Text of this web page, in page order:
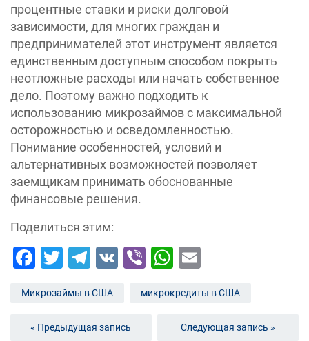
процентные ставки и риски долговой
зависимости, для многих граждан и
предпринимателей этот инструмент является
единственным доступным способом покрыть
неотложные расходы или начать собственное
дело. Поэтому важно подходить к
использованию микрозаймов с максимальной
осторожностью и осведомленностью.
Понимание особенностей, условий и
альтернативных возможностей позволяет
заемщикам принимать обоснованные
финансовые решения.
Поделиться этим:
Facebook
Twitter
Telegram
VK ViberWhatsApp
Микрозаймы в США микрокредиты в США
« Предыдущая запись Следующая запись »